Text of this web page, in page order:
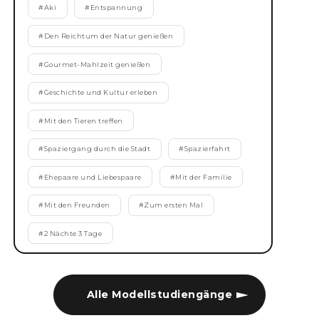
Alle Modellstudiengänge
#Aki # Entspannung
# Den Reichtum der Natur genießen
#Gourmet-Mahlzeit genießen
#Geschichte und Kultur erleben
# Mit den Tieren treffen
#Spaziergang durch die Stadt #Spazierfahrt
# Ehepaare und Liebespaare #Mit der Familie
# Mit den Freunden #Zum ersten Mal
#2 Nächte 3 Tage